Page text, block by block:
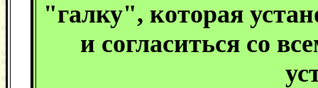
"галку", которая
и согласиться со